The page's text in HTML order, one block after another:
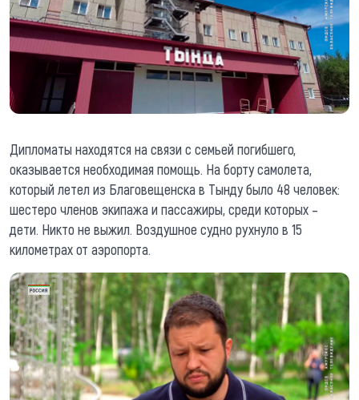
Дипломаты находятся на связи с семьей погибшего,
оказывается необходимая помощь. На борту самолета,
который летел из Благовещенска в Тынду было 48 человек:
шестеро членов экипажа и пассажиры, среди которых –
дети. Никто не выжил. Воздушное судно рухнуло в 15
километрах от аэропорта.